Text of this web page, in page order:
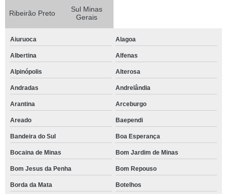
Ribeirão Preto
Sul Minas
Gerais
Aiuruoca Alagoa
Albertina Alfenas
Alpinópolis Alterosa
Andradas Andrelândia
Arantina Arceburgo
Areado Baependi
Bandeira do Sul Boa Esperança
Bocaina de Minas Bom Jardim de Minas
Bom Jesus da Penha Bom Repouso
Borda da Mata Botelhos